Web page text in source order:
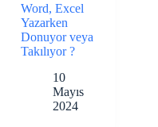
Word, Excel
Yazarken
Donuyor veya
Takılıyor ?
10
Mayıs
2024